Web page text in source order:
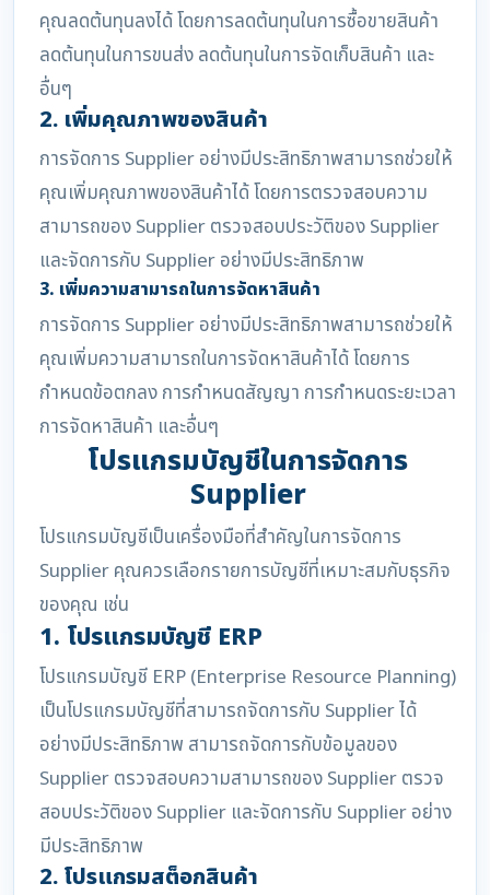
คุณลดต้นทุนลงได้ โดยการลดต้นทุนในการซื้อขายสินค้า
ลดต้นทุนในการขนส่ง ลดต้นทุนในการจัดเก็บสินค้า และ
อื่นๆ
2. เพิ่มคุณภาพของสินค้า
การจัดการ Supplier อย่างมีประสิทธิภาพสามารถช่วยให้
คุณเพิ่มคุณภาพของสินค้าได้ โดยการตรวจสอบความ
สามารถของ Supplier ตรวจสอบประวัติของ Supplier
และจัดการกับ Supplier อย่างมีประสิทธิภาพ
3. เพิ่มความสามารถในการจัดหาสินค้า
การจัดการ Supplier อย่างมีประสิทธิภาพสามารถช่วยให้
คุณเพิ่มความสามารถในการจัดหาสินค้าได้ โดยการ
กำหนดข้อตกลง การกำหนดสัญญา การกำหนดระยะเวลา
การจัดหาสินค้า และอื่นๆ
โปรแกรมบัญชีในการจัดการ
Supplier
โปรแกรมบัญชีเป็นเครื่องมือที่สำคัญในการจัดการ
Supplier คุณควรเลือกรายการบัญชีที่เหมาะสมกับธุรกิจ
ของคุณ เช่น
1. โปรแกรมบัญชี ERP
โปรแกรมบัญชี ERP (Enterprise Resource Planning)
เป็นโปรแกรมบัญชีที่สามารถจัดการกับ Supplier ได้
อย่างมีประสิทธิภาพ สามารถจัดการกับข้อมูลของ
Supplier ตรวจสอบความสามารถของ Supplier ตรวจ
สอบประวัติของ Supplier และจัดการกับ Supplier อย่าง
มีประสิทธิภาพ
2. โปรแกรมสต็อกสินค้า